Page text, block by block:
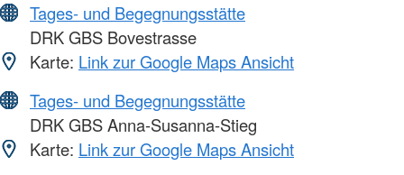
Tages- und Begegnungsstätte
DRK GBS Bovestrasse
Karte: Link zur Google Maps Ansicht
Tages- und Begegnungsstätte
DRK GBS Anna-Susanna-Stieg
Karte: Link zur Google Maps Ansicht